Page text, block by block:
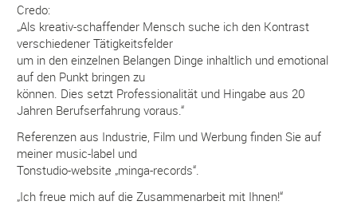
Credo:
„Als kreativ-schaffender Mensch suche ich den Kontrast
verschiedener Tätigkeitsfelder
um in den einzelnen Belangen Dinge inhaltlich und emotional
auf den Punkt bringen zu
können. Dies setzt Professionalität und Hingabe aus 20
Jahren Berufserfahrung voraus.“
Referenzen aus Industrie, Film und Werbung finden Sie auf
meiner music-label und
Tonstudio-website „minga-records“.
„Ich freue mich auf die Zusammenarbeit mit Ihnen!“